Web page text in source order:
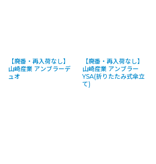
【廃番・再入荷なし】
山崎産業 アンブラーデ
ュオ
【廃番・再入荷なし】
山崎産業 アンブラー
YSA(折りたたみ式傘立
て)